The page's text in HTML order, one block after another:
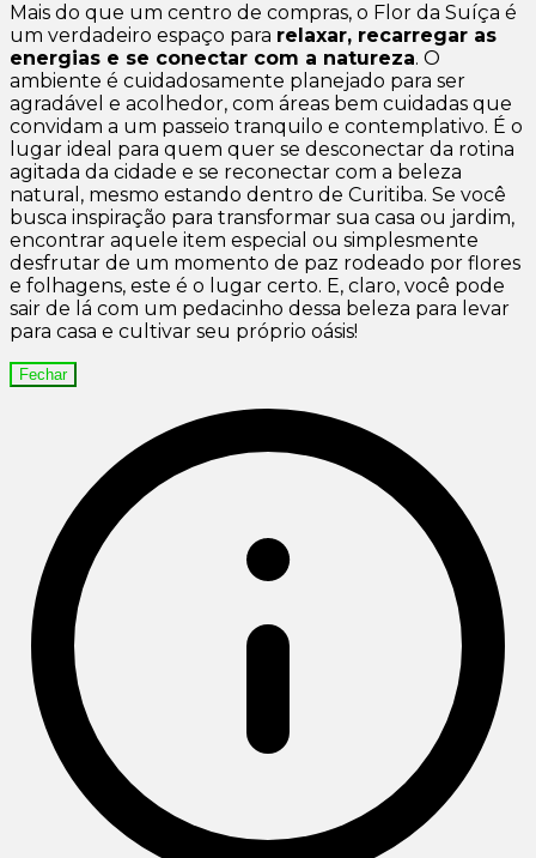
Mais do que um centro de compras, o Flor da Suíça é
um verdadeiro espaço para relaxar, recarregar as
energias e se conectar com a natureza. O
ambiente é cuidadosamente planejado para ser
agradável e acolhedor, com áreas bem cuidadas que
convidam a um passeio tranquilo e contemplativo. É o
lugar ideal para quem quer se desconectar da rotina
agitada da cidade e se reconectar com a beleza
natural, mesmo estando dentro de Curitiba. Se você
busca inspiração para transformar sua casa ou jardim,
encontrar aquele item especial ou simplesmente
desfrutar de um momento de paz rodeado por flores
e folhagens, este é o lugar certo. E, claro, você pode
sair de lá com um pedacinho dessa beleza para levar
para casa e cultivar seu próprio oásis!
Fechar